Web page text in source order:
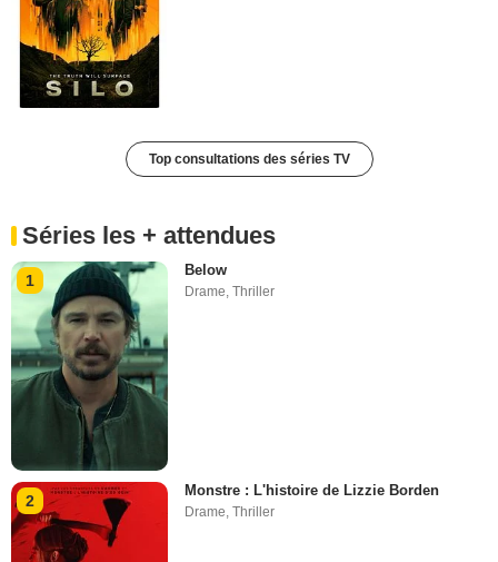
Top consultations des séries TV
Séries les + attendues
1
Below
Drame,Thriller
2
Monstre : L'histoire de Lizzie Borden
Drame,Thriller